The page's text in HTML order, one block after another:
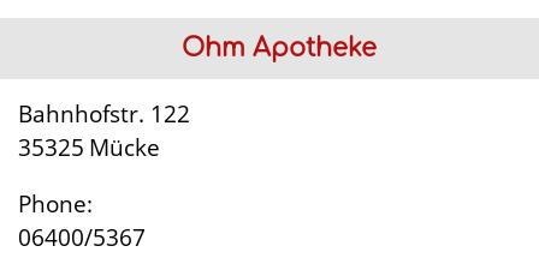
Ohm Apotheke
Bahnhofstr. 122
35325 Mücke
Phone:
06400/5367